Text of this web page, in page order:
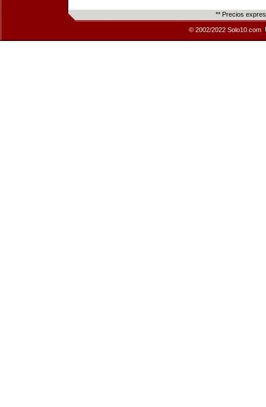
** Precios
© 2002/2022 Solo10.com